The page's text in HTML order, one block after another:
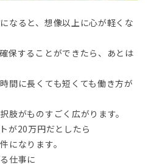
なると、想像以上に心が軽くな
保することができたら、あとは
間に長くても短くても働き方が
肢がものすごく広がります。
が20万円だとしたら
になります。
仕事に